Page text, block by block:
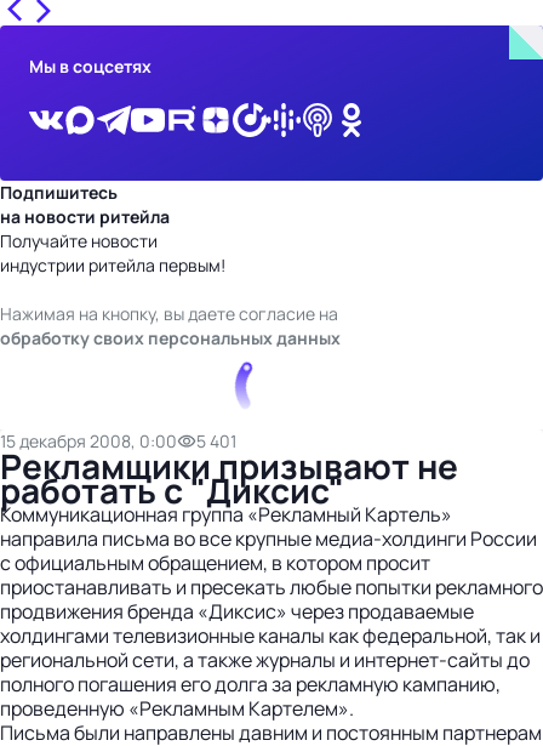
Мы в соцсетях
Подпишитесь
на новости ритейла
Получайте новости
индустрии ритейла первым!
Нажимая на кнопку, вы даете согласие на
обработку своих персональных данных
15 декабря 2008, 0:00 5 401
Рекламщики призывают не
работать с "Диксис"
Коммуникационная группа «Рекламный Картель»
направила письма во все крупные медиа-холдинги России
с официальным обращением, в котором просит
приостанавливать и пресекать любые попытки рекламного
продвижения бренда «Диксис» через продаваемые
холдингами телевизионные каналы как федеральной, так и
региональной сети, а также журналы и интернет-сайты до
полного погашения его долга за рекламную кампанию,
проведенную «Рекламным Картелем».
Письма были направлены давним и постоянным партнерам